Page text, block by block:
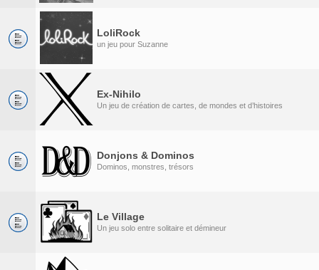
LoliRock
un jeu pour Suzanne
Ex-Nihilo
Un jeu de création de cartes, de mondes et d’histoires
Donjons & Dominos
Dominos, monstres, trésors
Le Village
Un jeu solo entre solitaire et démineur